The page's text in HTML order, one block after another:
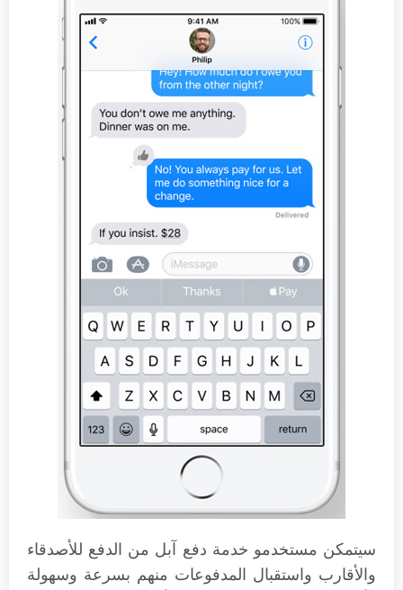
سيتمكن مستخدمو خدمة دفع آبل من الدفع للأصدقاء
والأقارب واستقبال المدفوعات منهم بسرعة وسهولة